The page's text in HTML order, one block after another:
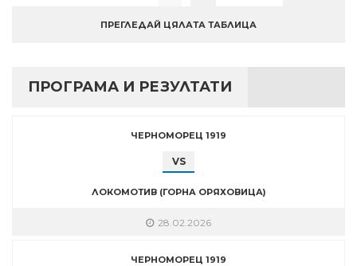
ПРЕГЛЕДАЙ ЦЯЛАТА ТАБЛИЦА
ПРОГРАМА И РЕЗУЛТАТИ
ЧЕРНОМОРЕЦ 1919
VS
ЛОКОМОТИВ (ГОРНА ОРЯХОВИЦА)
28.02.2026
ЧЕРНОМОРЕЦ 1919